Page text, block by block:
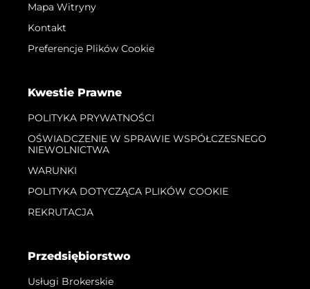
Mapa Witryny
Kontakt
Preferencje Plików Cookie
Kwestie Prawne
POLITYKA PRYWATNOŚCI
OŚWIADCZENIE W SPRAWIE WSPÓŁCZESNEGO
NIEWOLNICTWA
WARUNKI
POLITYKA DOTYCZĄCA PLIKÓW COOKIE
REKRUTACJA
Przedsiębiorstwo
Usługi Brokerskie